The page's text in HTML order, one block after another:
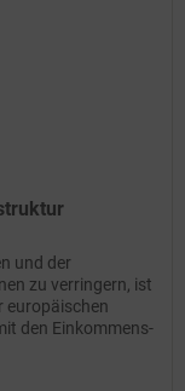
und der
zu verringern, ist
europäischen
den Einkommens-